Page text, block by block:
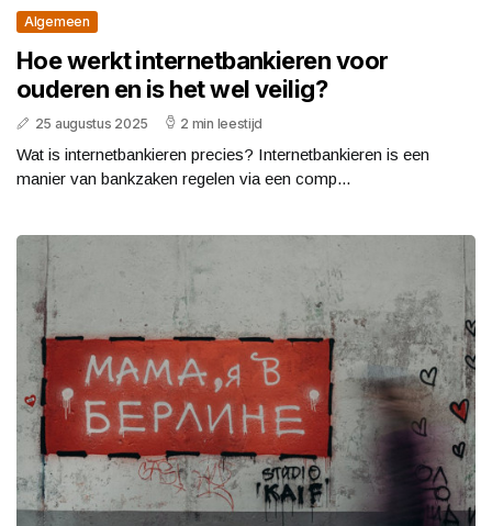
Algemeen
Hoe werkt internetbankieren voor
ouderen en is het wel veilig?
25 augustus 2025 2 min leestijd
Wat is internetbankieren precies? Internetbankieren is een
manier van bankzaken regelen via een comp...